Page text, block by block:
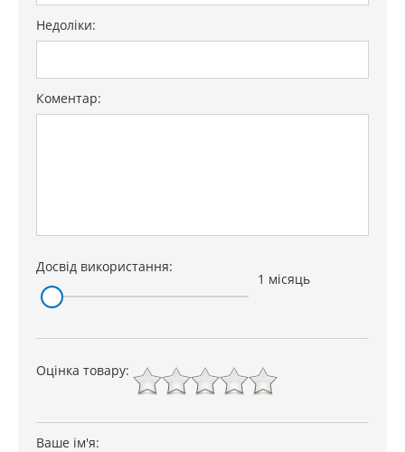
Недоліки:
Коментар:
Досвід використання:
1 місяць
Оцінка товару:
Ваше ім'я: